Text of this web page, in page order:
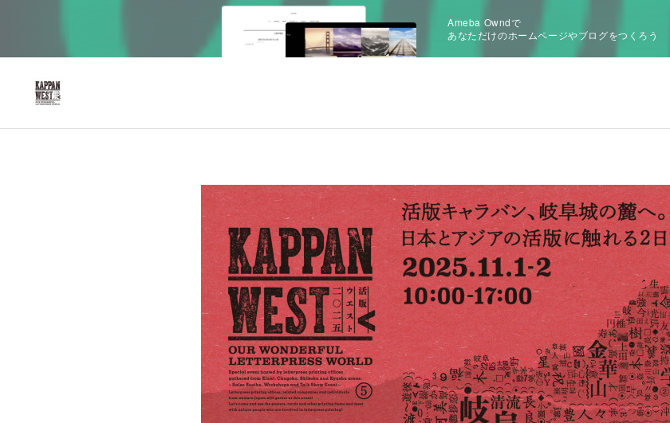
Ameba Owndで
あなただけのホームページやブログをつくろう